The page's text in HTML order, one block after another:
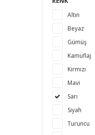
Altın
Beyaz
Gümüş
Kamuflaj
Kırmızı
Mavi
Sarı
Siyah
Turuncu